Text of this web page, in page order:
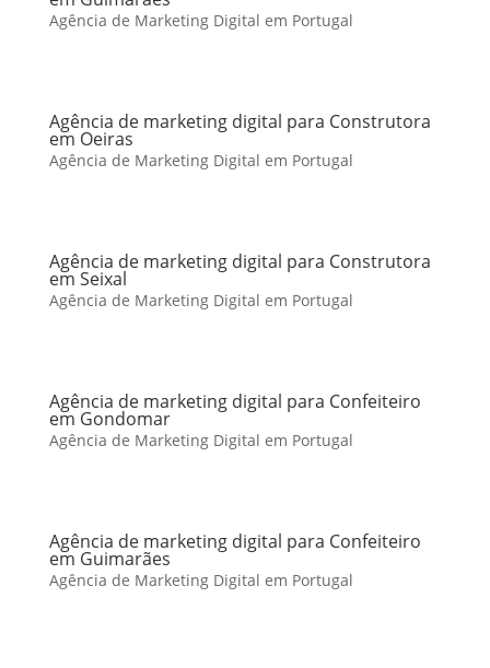
Agência de Marketing Digital em Portugal
Agência de marketing digital para Construtora
em Oeiras
Agência de Marketing Digital em Portugal
Agência de marketing digital para Construtora
em Seixal
Agência de Marketing Digital em Portugal
Agência de marketing digital para Confeiteiro
em Gondomar
Agência de Marketing Digital em Portugal
Agência de marketing digital para Confeiteiro
em Guimarães
Agência de Marketing Digital em Portugal